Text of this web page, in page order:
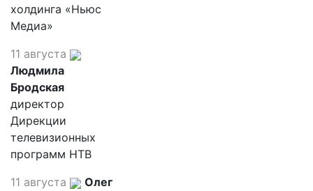
холдинга «Ньюс
Медиа»
11 августа
Людмила
Бродская
директор
Дирекции
телевизионных
программ НТВ
11 августа
Олег